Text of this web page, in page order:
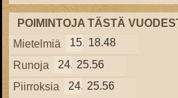
POIMINTOJA TÄSTÄ
Mietelmiä
15.5718.48
Runoja
24.3825.56
Piirroksia
24.3825.56